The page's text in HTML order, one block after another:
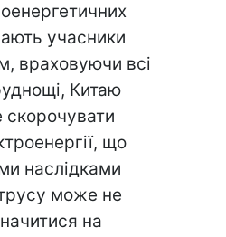
учасники
враховуючи всі
Китаю
що
наслідками
може не
на